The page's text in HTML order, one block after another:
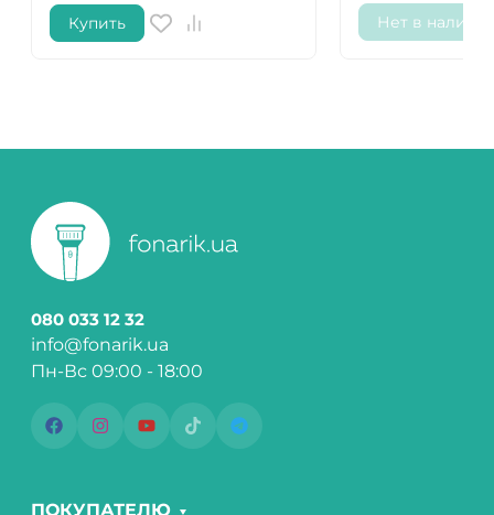
Купить Нет в
080 033 12 32
info@fonarik.ua
Пн-Вс 09:00 - 18:00
ПОКУПАТЕЛЮ